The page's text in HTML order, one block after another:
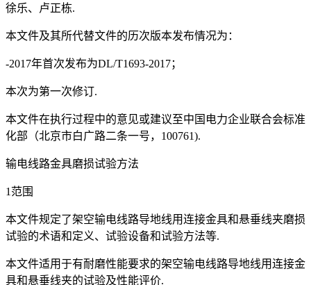
徐乐、卢正栋.
本文件及其所代替文件的历次版本发布情况为：
-2017年首次发布为DL/T1693-2017；
本次为第一次修订.
本文件在执行过程中的意见或建议至中国电力企业联合会标准
化部（北京市白广路二条一号，100761).
输电线路金具磨损试验方法
1范围
本文件规定了架空输电线路导地线用连接金具和悬垂线夹磨损
试验的术语和定义、试验设备和试验方法等.
本文件适用于有耐磨性能要求的架空输电线路导地线用连接金
具和悬垂线夹的试验及性能评价.